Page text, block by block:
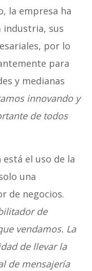
la empresa ha
industria, sus
por lo
para
y medianas
innovando y
de todos
está el uso de la
una
de negocios.
de
vendamos. La
de llevar la
de mensajería